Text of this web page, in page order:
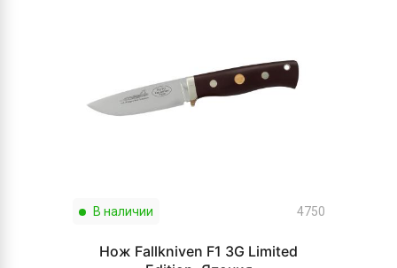
В наличии 4750
Нож Fallkniven F1 3G Limited